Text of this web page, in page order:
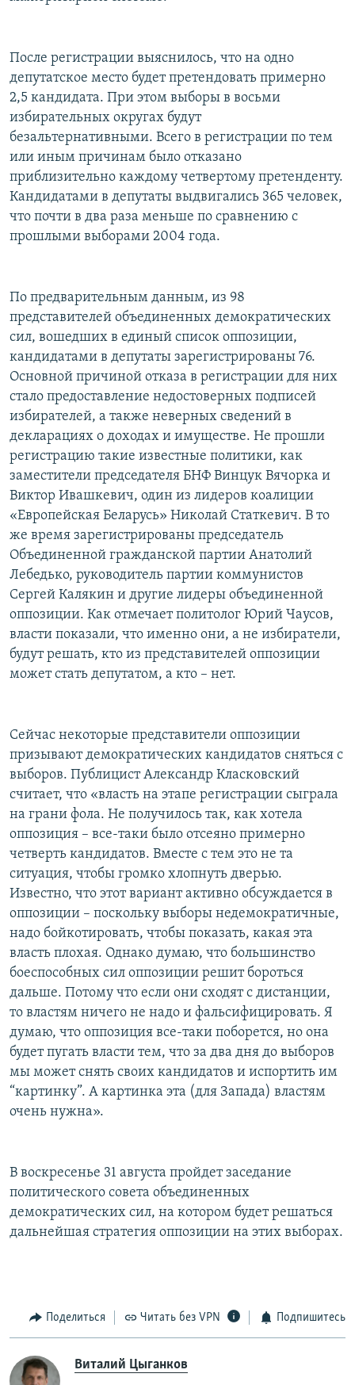
После регистрации выяснилось, что на одно
депутатское место будет претендовать примерно
2,5 кандидата. При этом выборы в восьми
избирательных округах будут
безальтернативными. Всего в регистрации по тем
или иным причинам было отказано
приблизительно каждому четвертому претенденту.
Кандидатами в депутаты выдвигались 365 человек,
что почти в два раза меньше по сравнению с
прошлыми выборами 2004 года.
По предварительным данным, из 98
представителей объединенных демократических
сил, вошедших в единый список оппозиции,
кандидатами в депутаты зарегистрированы 76.
Основной причиной отказа в регистрации для них
стало предоставление недостоверных подписей
избирателей, а также неверных сведений в
декларациях о доходах и имуществе. Не прошли
регистрацию такие известные политики, как
заместители председателя БНФ Винцук Вячорка и
Виктор Ивашкевич, один из лидеров коалиции
«Европейская Беларусь» Николай Статкевич. В то
же время зарегистрированы председатель
Объединенной гражданской партии Анатолий
Лебедько, руководитель партии коммунистов
Сергей Калякин и другие лидеры объединенной
оппозиции. Как отмечает политолог Юрий Чаусов,
власти показали, что именно они, а не избиратели,
будут решать, кто из представителей оппозиции
может стать депутатом, а кто – нет.
Сейчас некоторые представители оппозиции
призывают демократических кандидатов сняться с
выборов. Публицист Александр Класковский
считает, что «власть на этапе регистрации сыграла
на грани фола. Не получилось так, как хотела
оппозиция – все-таки было отсеяно примерно
четверть кандидатов. Вместе с тем это не та
ситуация, чтобы громко хлопнуть дверью.
Известно, что этот вариант активно обсуждается в
оппозиции – поскольку выборы недемократичные,
надо бойкотировать, чтобы показать, какая эта
власть плохая. Однако думаю, что большинство
боеспособных сил оппозиции решит бороться
дальше. Потому что если они сходят с дистанции,
то властям ничего не надо и фальсифицировать. Я
думаю, что оппозиция все-таки поборется, но она
будет пугать власти тем, что за два дня до выборов
мы может снять своих кандидатов и испортить им
“картинку”. А картинка эта (для Запада) властям
очень нужна».
В воскресенье 31 августа пройдет заседание
политического cовета объединенных
демократических сил, на котором будет решаться
дальнейшая стратегия оппозиции на этих выборах.
Поделиться Читать без VPN Подпишитесь
Виталий Цыганков